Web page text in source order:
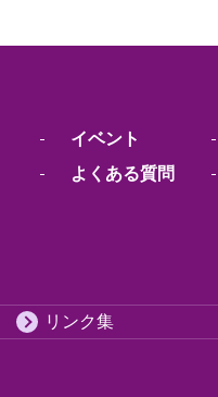
イベント
よくある質問
リンク集